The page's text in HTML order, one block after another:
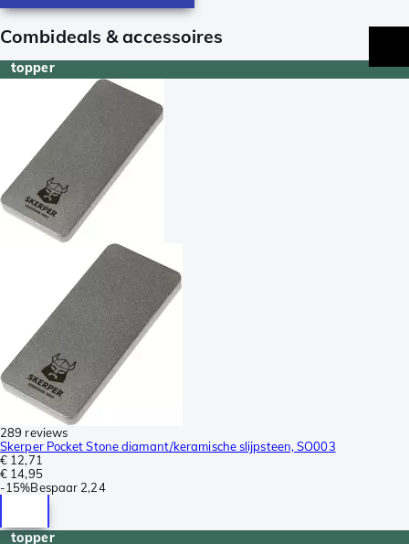
Combideals & accessoires
topper
289 reviews
Skerper Pocket Stone diamant/keramische slijpsteen, SO003
€ 12,71
€ 14,95
-15%Bespaar 2,24
topper